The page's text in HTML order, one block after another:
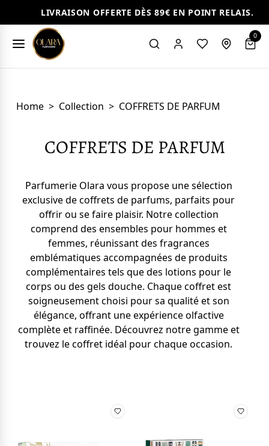
LIVRAISON OFFERTE DÈS 89€ EN POINT RELAIS.
0
Home > Collection > COFFRETS DE PARFUM
COFFRETS DE PARFUM
Parfumerie Olara vous propose une sélection
exclusive de coffrets de parfums, parfaits pour
offrir ou se faire plaisir. Notre collection
comprend des ensembles pour hommes et
femmes, réunissant des fragrances
emblématiques accompagnées de produits
complémentaires tels que des lotions pour le
corps ou des gels douche. Chaque coffret est
soigneusement choisi pour sa qualité et son
élégance, offrant une expérience olfactive
complète et raffinée. Découvrez notre gamme et
trouvez le coffret idéal pour chaque occasion.